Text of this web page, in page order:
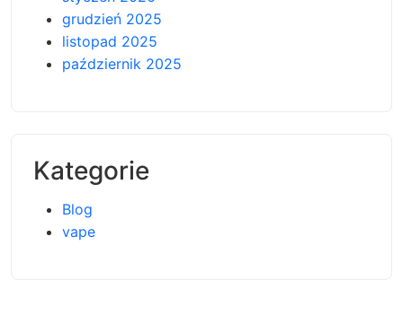
grudzień 2025
listopad 2025
październik 2025
Kategorie
Blog
vape